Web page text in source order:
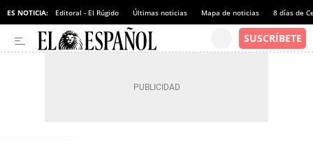
ES NOTICIA: Editoral - El Rúgido Últimas noticias Mapa de noticias 8 días de